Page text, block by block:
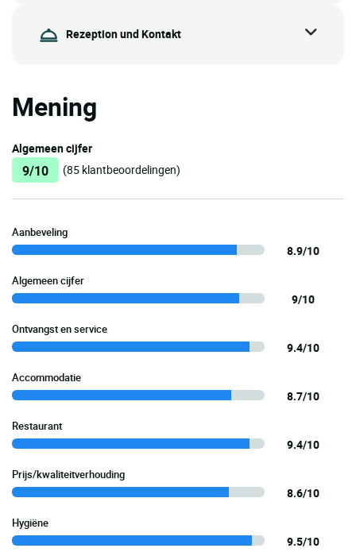
Rezeption und Kontakt
Mening
Algemeen cijfer
9/10 (85 klantbeoordelingen)
Aanbeveling
8.9/10
Algemeen cijfer
9/10
Ontvangst en service
9.4/10
Accommodatie
8.7/10
Restaurant
9.4/10
Prijs/kwaliteitverhouding
8.6/10
Hygiëne
9.5/10